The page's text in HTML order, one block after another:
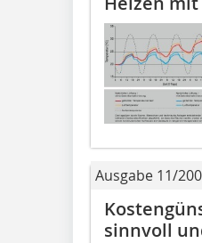
Ausgabe 11/
sinnvoll